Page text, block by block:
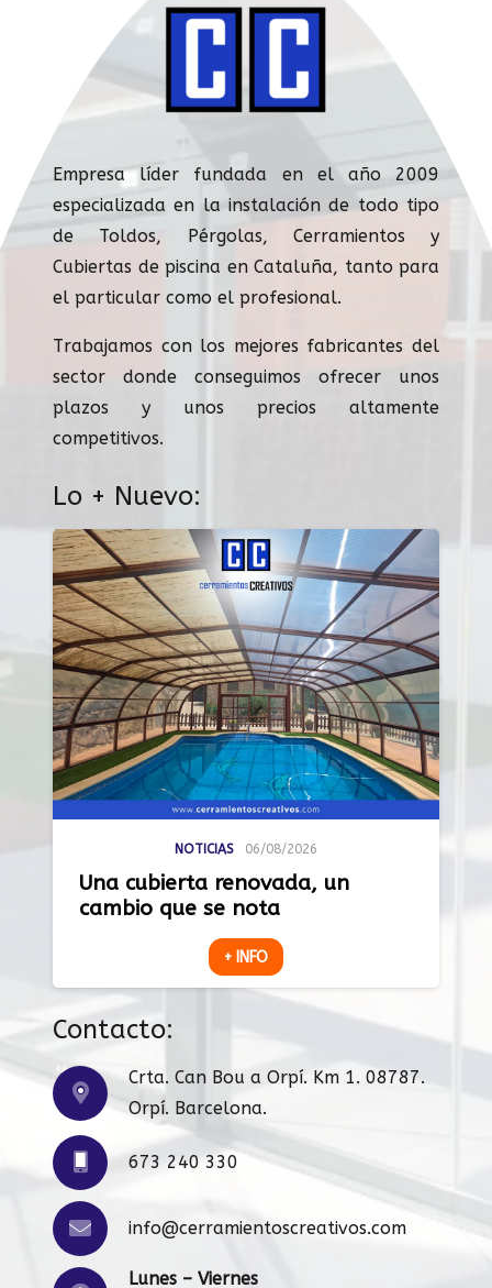
Empresa líder fundada en el año 2009
especializada en la instalación de todo tipo
de Toldos, Pérgolas, Cerramientos y
Cubiertas de piscina en Cataluña, tanto para
el particular como el profesional.
Trabajamos con los mejores fabricantes del
sector donde conseguimos ofrecer unos
plazos y unos precios altamente
competitivos.
Lo + Nuevo:
NOTICIAS 06/08/2026
Una cubierta renovada, un
cambio que se nota
+ INFO
Contacto:
Crta. Can Bou a Orpí. Km 1. 08787.
Orpí. Barcelona.
673 240 330
info@cerramientoscreativos.com
Lunes – Viernes